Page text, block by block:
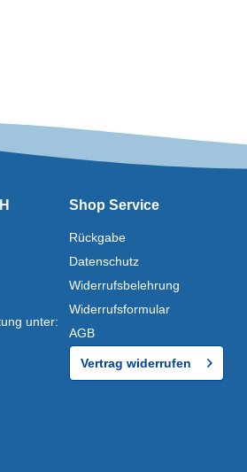
unter:
Shop Service
Rückgabe
Datenschutz
Widerrufsbelehrung
Widerrufsformular
AGB
Vertrag widerrufen